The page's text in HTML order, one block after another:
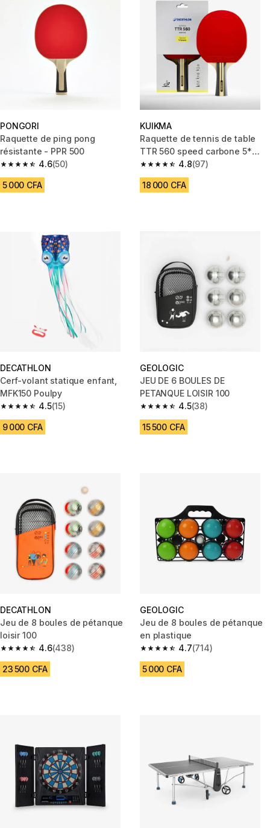
PONGORI
Raquette de ping pong
résistante - PPR 500
4.6
4.6 out of 5 stars from 50 reviews
(50)
5 000 CFA
KUIKMA
Raquette de tennis de table
TTR 560 speed carbone 5*
ITTF club 4.8
4.8 out of 5 stars from 97
(97)
18 000 CFA
DECATHLON
Cerf-volant statique enfant,
MFK150 Poulpy
4.5
4.5 out of 5 stars from 15 reviews
(15)
9 000 CFA
GEOLOGIC
JEU DE 6 BOULES DE
PETANQUE LOISIR 100
4.5
4.5 out of 5 stars from 38
(38)
15 500 CFA
DECATHLON
Jeu de 8 boules de pétanque
loisir 100
4.6
4.6 out of 5 stars from 438 reviews
(438)
23 500 CFA
GEOLOGIC
Jeu de 8 boules de pétanque
en plastique
4.7
4.7 out of 5 stars from 714
(714)
5 000 CFA